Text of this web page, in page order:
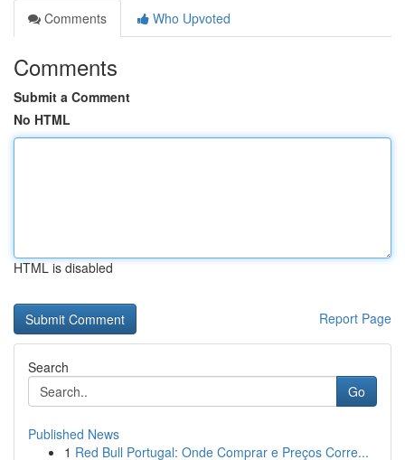
Comments
Who Upvoted
Comments
Submit a Comment
No HTML
HTML is disabled
Report Page
Search
Go
Published News
1 Red Bull Portugal: Onde Comprar e Preços Corre...